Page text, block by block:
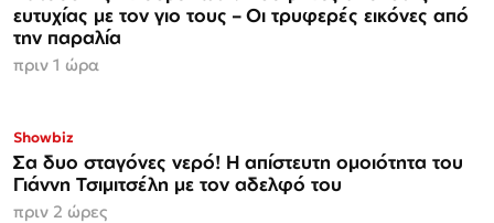
ευτυχίας με τον γιο τους – Οι τρυφερές εικόνες από
την παραλία
πριν 1 ώρα
Showbiz
Σα δυο σταγόνες νερό! Η απίστευτη ομοιότητα του
Γιάννη Τσιμιτσέλη με τον αδελφό του
πριν 2 ώρες